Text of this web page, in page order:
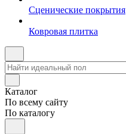
Сценические покрытия
Ковровая плитка
Каталог
По всему сайту
По каталогу